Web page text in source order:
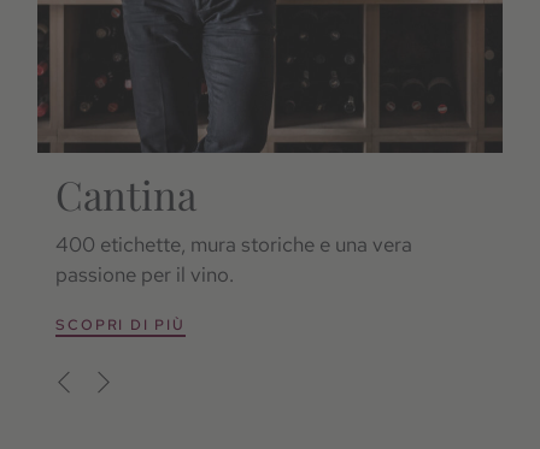
Cantina
400 etichette, mura storiche e una vera
passione per il vino.
SCOPRI DI PIÙ